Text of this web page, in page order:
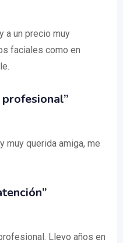
a un precio muy
faciales como en
profesional”
muy querida amiga, me
Llevo años en